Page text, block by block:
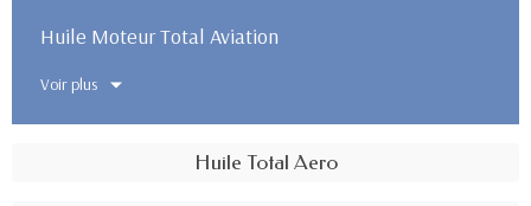
Huile Moteur Total Aviation
Voir plus
Huile Total Aero